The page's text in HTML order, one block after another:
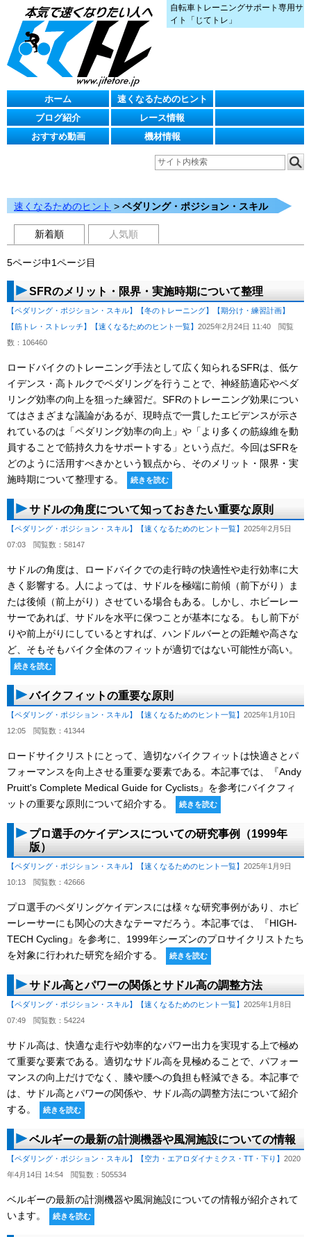
自転車トレーニングサポート専用サ
イト「じてトレ」
ホーム
速くなるためのヒント
ブログ紹介
レース情報
おすすめ動画
機材情報
速くなるためのヒント > ペダリング・ポジション・スキル
新着順 人気順
5ページ中1ページ目
SFRのメリット・限界・実施時期について整理
【ペダリング・ポジション・スキル】 【冬のトレーニング】
【期分け・練習計画】
【筋トレ・ストレッチ】
【速くなるためのヒント一覧】 2025年2月24日 11:40 閲覧
数：106460
ロードバイクのトレーニング手法として広く知られるSFRは、低ケ
イデンス・高トルクでペダリングを行うことで、神経筋適応やペダ
リング効率の向上を狙った練習だ。SFRのトレーニング効果につい
てはさまざまな議論があるが、現時点で一貫したエビデンスが示さ
れているのは「ペダリング効率の向上」や「より多くの筋線維を動
員することで筋持久力をサポートする」という点だ。今回はSFRを
どのように活用すべきかという観点から、そのメリット・限界・実
施時期について整理する。
続きを読む
サドルの角度について知っておきたい重要な原則
【ペダリング・ポジション・スキル】 【速くなるためのヒント一覧】 2025年2月5日
07:03 閲覧数：58147
サドルの角度は、ロードバイクでの走行時の快適性や走行効率に大
きく影響する。人によっては、サドルを極端に前傾（前下がり）ま
たは後傾（前上がり）させている場合もある。しかし、ホビーレー
サーであれば、サドルを水平に保つことが基本になる。もし前下が
りや前上がりにしているとすれば、ハンドルバーとの距離や高さな
ど、そもそもバイク全体のフィットが適切ではない可能性が高い。
続きを読む
バイクフィットの重要な原則
【ペダリング・ポジション・スキル】 【速くなるためのヒント一覧】 2025年1月10日
12:05 閲覧数：41344
ロードサイクリストにとって、適切なバイクフィットは快適さとパ
フォーマンスを向上させる重要な要素である。本記事では、『Andy
Pruitt's Complete Medical Guide for Cyclists』を参考にバイクフィ
ットの重要な原則について紹介する。
続きを読む
プロ選手のケイデンスについての研究事例（1999年
版）
【ペダリング・ポジション・スキル】 【速くなるためのヒント一覧】 2025年1月9日
10:13 閲覧数：42666
プロ選手のペダリングケイデンスには様々な研究事例があり、ホビ
ーレーサーにも関心の大きなテーマだろう。本記事では、『HIGH-
TECH Cycling』を参考に、1999年シーズンのプロサイクリストたち
を対象に行われた研究を紹介する。
続きを読む
サドル高とパワーの関係とサドル高の調整方法
【ペダリング・ポジション・スキル】 【速くなるためのヒント一覧】 2025年1月8日
07:49 閲覧数：54224
サドル高は、快適な走行や効率的なパワー出力を実現する上で極め
て重要な要素である。適切なサドル高を見極めることで、パフォー
マンスの向上だけでなく、膝や腰への負担も軽減できる。本記事で
は、サドル高とパワーの関係や、サドル高の調整方法について紹介
する。
続きを読む
ベルギーの最新の計測機器や風洞施設についての情報
【ペダリング・ポジション・スキル】 【空力・エアロダイナミクス・TT・下り】 2020
年4月14日 14:54 閲覧数：505534
ベルギーの最新の計測機器や風洞施設についての情報が紹介されて
います。
続きを読む